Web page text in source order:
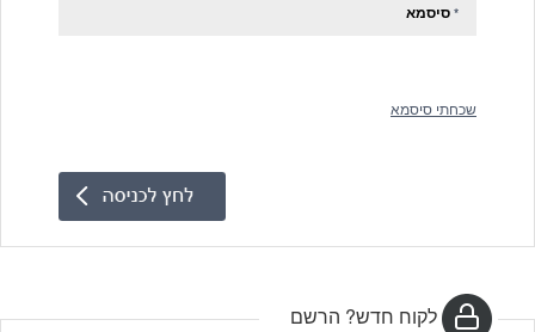
* סיסמא
שכחתי סיסמא
לקוח חדש? הרשם